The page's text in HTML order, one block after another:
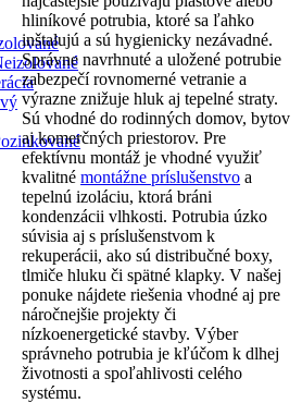
hliníkové potrubia, ktoré sa ľahko
inštalujú a sú hygienicky nezávadné.
Správne navrhnuté a uložené potrubie
zabezpečí rovnomerné vetranie a
výrazne znižuje hluk aj tepelné straty.
Sú vhodné do rodinných domov, bytov
aj komerčných priestorov. Pre
efektívnu montáž je vhodné využiť
kvalitnémontážne príslušenstvo a
tepelnú izoláciu, ktorá bráni
kondenzácii vlhkosti. Potrubia úzko
súvisia aj s príslušenstvom k
rekuperácii, ako sú distribučné boxy,
tlmiče hluku či spätné klapky. V našej
ponuke nájdete riešenia vhodné aj pre
náročnejšie projekty či
nízkoenergetické stavby. Výber
správneho potrubia je kľúčom k dlhej
životnosti a spoľahlivosti celého
systému.